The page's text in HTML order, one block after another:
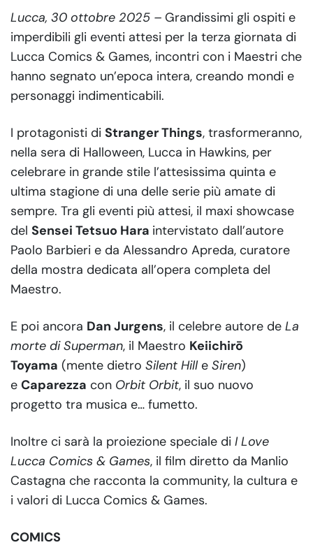
Lucca, 30 ottobre 2025 – Grandissimi gli ospiti e
imperdibili gli eventi attesi per la terza giornata di
Lucca Comics & Games, incontri con i Maestri che
hanno segnato un’epoca intera, creando mondi e
personaggi indimenticabili.
I protagonisti di Stranger Things, trasformeranno,
nella sera di Halloween, Lucca in Hawkins, per
celebrare in grande stile l’attesissima quinta e
ultima stagione di una delle serie più amate di
sempre. Tra gli eventi più attesi, il maxi showcase
del Sensei Tetsuo Hara intervistato dall’autore
Paolo Barbieri e da Alessandro Apreda, curatore
della mostra dedicata all’opera completa del
Maestro.
E poi ancora Dan Jurgens, il celebre autore de La
morte di Superman, il Maestro Keiichirō
Toyama (mente dietro Silent Hill e Siren)
e Caparezza con Orbit Orbit, il suo nuovo
progetto tra musica e… fumetto.
Inoltre ci sarà la proiezione speciale di I Love
Lucca Comics & Games, il film diretto da Manlio
Castagna che racconta la community, la cultura e
i valori di Lucca Comics & Games.
COMICS